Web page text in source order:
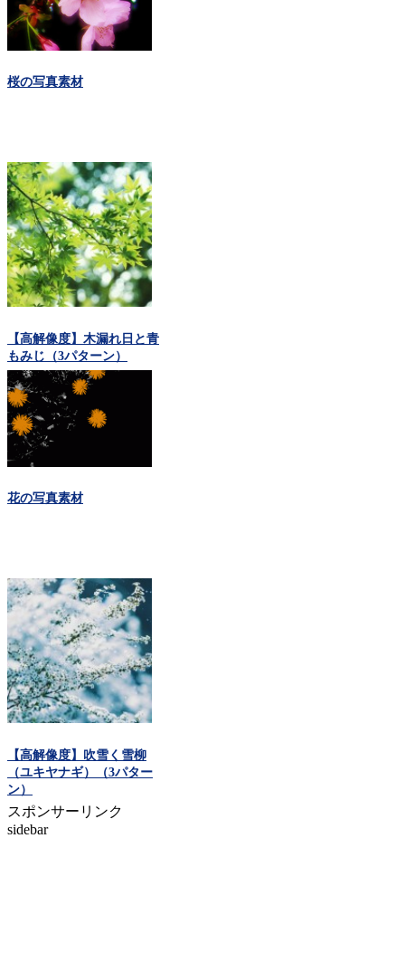
桜の写真素材
【高解像度】木漏れ日と青
もみじ（3パターン）
花の写真素材
【高解像度】吹雪く雪柳
（ユキヤナギ）（3パター
ン）
スポンサーリンク
sidebar